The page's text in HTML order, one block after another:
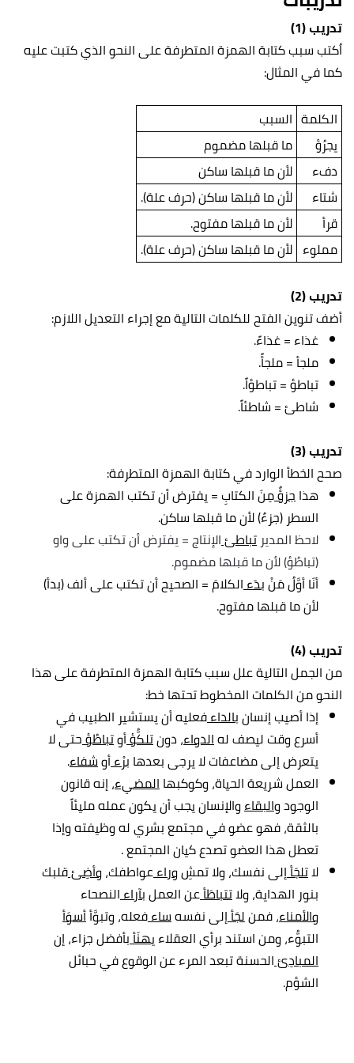
تدريب (1)
اُكتب سبب كتابة الهمزة المتطرفة على النحو الذي كتبت عليه
كما في المثال:
الكلمة السبب
يجرُؤ
ما قبلها مضموم
دفء
لأن ما قبلها ساكن
شتاء
لأن ما قبلها ساكن (حرف علة).
قرأ
لأن ما قبلها مفتوح.
مملوء لأن ما قبلها ساكن (حرف علة).
تدريب (2)
أضف تنوين الفتح للكلمات التالية مع إجراء التعديل اللازم:
غذاء = غذاءً.
ملجأ = ملجأً.
تباطؤ = تباطؤاً.
شاطئ = شاطئاً.
تدريب (3)
صحح الخطأ الوارد في كتابة الهمزة المتطرفة:
هذاجزؤٌمِنَ الكتابِ = يفترض أن تكتب الهمزة على
السطر (جزءٌ) لأن ما قبلها ساكن.
لاحظ المدير تباطئالإنتاج = يفترض أن تكتب على واو
(تباطُؤ) لأن ما قبلها مضموم.
أنَا أوَّلُ مَنْبدَءالكلامَ = الصحيح أن تكتب على ألف (بدأ)
لأن ما قبلها مفتوح.
تدريب (4)
من الجمل التالية علل سبب كتابة الهمزة المتطرفة على هذا
النحو من الكلمات المخطوط تحتها خط:
إذا أصيب إنسانبالداءفعليه أن يستشير الطبيب في
أسرع وقت ليصف لهالدواء، دونتلكُّؤأوتباطُؤحتى لا
يتعرض إلى مضاعفات لا يرجى بعدها برْءأوشفاء.
العمل شريعة الحياة، وكوكبهاالمضيء، إنه قانون
الوجود والبقاءوالإنسان يجب أن يكون عمله مليئاً
بالثقة، فهو عضو في مجتمع بشري له وظيفته وإذا
تعطل هذا العضو تصدع كيان المجتمع .
لاتلجَأإلى نفسك، ولا تمشِوراءعواطفك،وأضِئقلبك
بنور الهداية، ولاتتباطَأعن العملبآراءالنصحاء
والأمناء، فمنلجَأإلى نفسهساءفعله، وتبوَّأأسوَأ
التبوُّء، ومن استند برأي العقلاءيهنَأبأفضل جزاء، إن
المبادِئالحسنة تبعد المرء عن الوقوع في حبائل
الشؤم.